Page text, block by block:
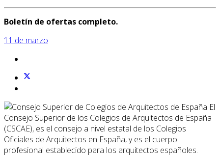
Boletín de ofertas completo.
11 de marzo
El
Consejo Superior de los Colegios de Arquitectos de España
(CSCAE), es el consejo a nivel estatal de los Colegios
Oficiales de Arquitectos en España, y es el cuerpo
profesional establecido para los arquitectos españoles.